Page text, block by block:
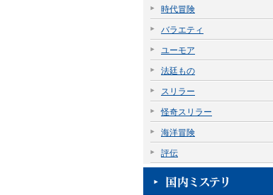
時代冒険
バラエティ
ユーモア
法廷もの
スリラー
怪奇スリラー
海洋冒険
評伝